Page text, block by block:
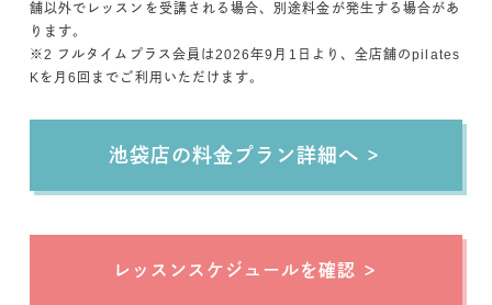
舗以外でレッスンを受講される場合、別途料金が発生する場合があ
ります。
※2 フルタイムプラス会員は2026年9月1日より、全店舗のpilates
Kを月6回までご利用いただけます。
池袋店の料金プラン詳細へ
レッスンスケジュールを確認